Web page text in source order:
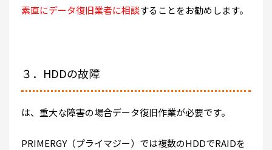
素直にデータ復旧業者に相談することをお勧めします。
３．HDDの故障
は、重大な障害の場合データ復旧作業が必要です。
PRIMERGY（プライマジー）では複数のHDDでRAIDを